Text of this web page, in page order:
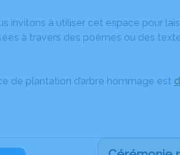
invitons à utiliser cet espace pour
à travers des poèmes ou des
de plantation d’arbre hommage est